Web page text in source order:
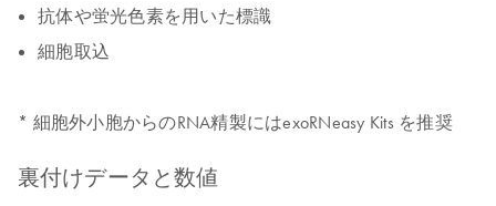
抗体や蛍光色素を用いた標識
細胞取込
* 細胞外小胞からのRNA精製にはexoRNeasy Kits を推奨
裏付けデータと数値